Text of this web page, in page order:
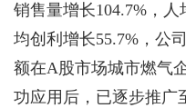
销售量增长104.7%，
均创利增长55.7%，公
额在A股市场城市燃气
功应用后，已逐步推广